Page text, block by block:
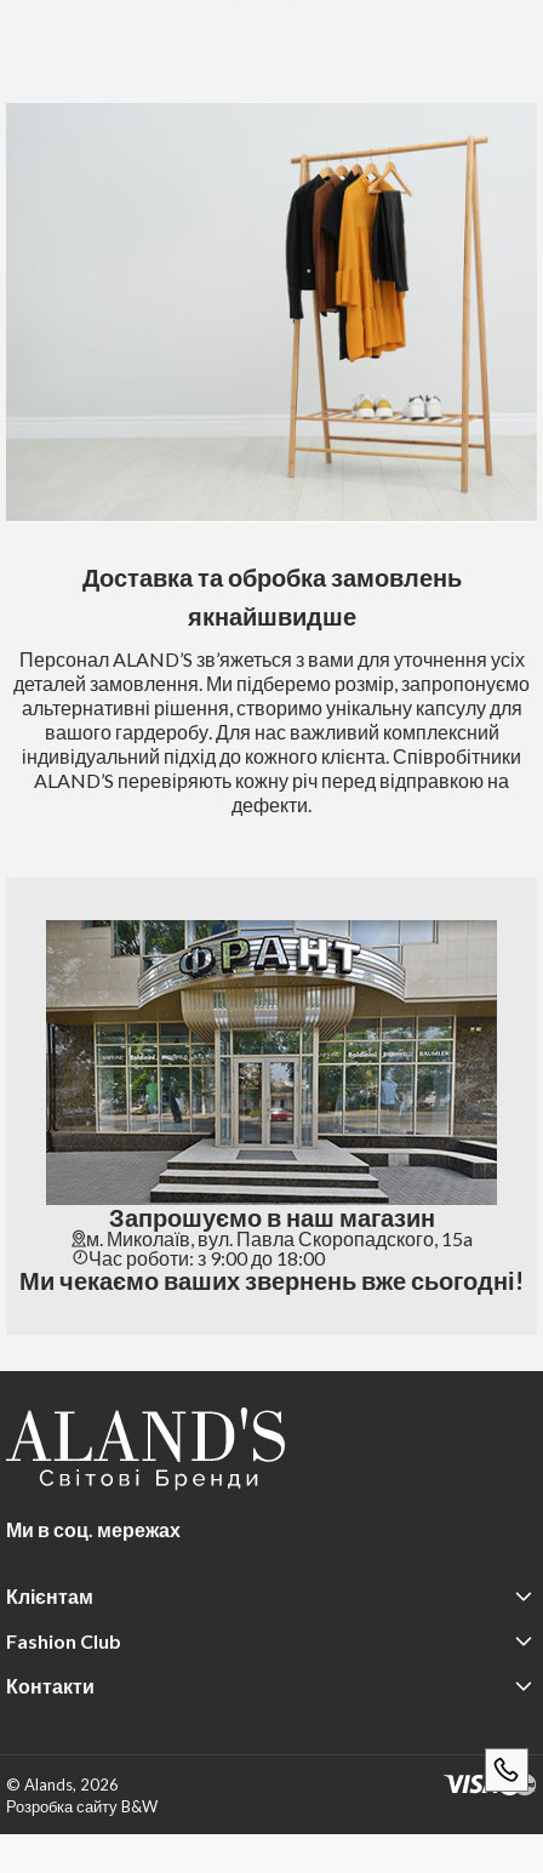
Доставка та обробка замовлень
якнайшвидше
Персонал ALAND’S зв’яжеться з вами для уточнення усіх
деталей замовлення. Ми підберемо розмір, запропонуємо
альтернативні рішення, створимо унікальну капсулу для
вашого гардеробу. Для нас важливий комплексний
індивідуальний підхід до кожного клієнта. Співробітники
ALAND’S перевіряють кожну річ перед відправкою на
дефекти.
Запрошуємо в наш магазин
м. Миколаїв, вул. Павла Скоропадского, 15a
Час роботи: з 9:00 до 18:00
Ми чекаємо ваших звернень вже сьогодні!
Ми в соц. мережах
Клієнтам
Fashion Club
Контакти
© Alands, 2026
Розробка сайту B&W